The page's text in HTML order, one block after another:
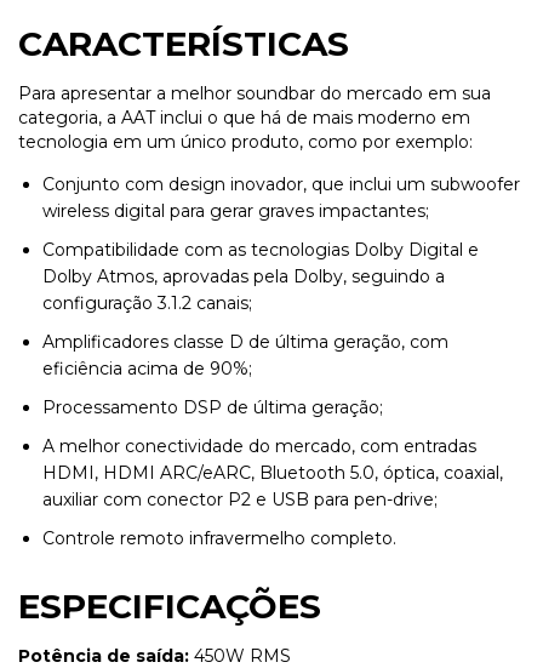
CARACTERÍSTICAS
Para apresentar a melhor soundbar do mercado em sua
categoria, a AAT inclui o que há de mais moderno em
tecnologia em um único produto, como por exemplo:
Conjunto com design inovador, que inclui um subwoofer
wireless digital para gerar graves impactantes;
Compatibilidade com as tecnologias Dolby Digital e
Dolby Atmos, aprovadas pela Dolby, seguindo a
configuração 3.1.2 canais;
Amplificadores classe D de última geração, com
eficiência acima de 90%;
Processamento DSP de última geração;
A melhor conectividade do mercado, com entradas
HDMI, HDMI ARC/eARC, Bluetooth 5.0, óptica, coaxial,
auxiliar com conector P2 e USB para pen-drive;
Controle remoto infravermelho completo.
ESPECIFICAÇÕES
Potência de saída: 450W RMS